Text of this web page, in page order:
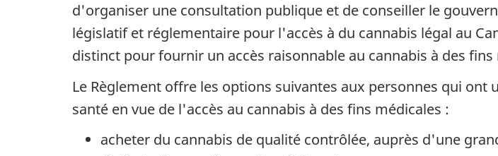
d'organiser une consultation publique et de conseiller le
législatif et réglementaire pour l'accès à du cannabis légal au
distinct pour fournir un accès raisonnable au cannabis à des fins
Le Règlement offre les options suivantes aux personnes qui
santé en vue de l'accès au cannabis à des fins médicales :
acheter du cannabis de qualité contrôlée, auprès d'une